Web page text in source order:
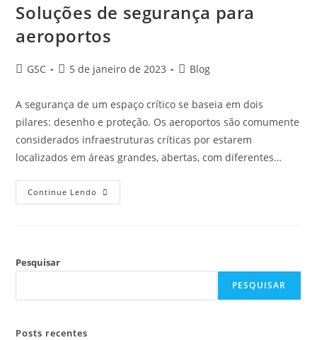
Soluções de segurança para
aeroportos
GSC 5 de janeiro de 2023 Blog
A segurança de um espaço crítico se baseia em dois
pilares: desenho e proteção. Os aeroportos são comumente
considerados infraestruturas críticas por estarem
localizados em áreas grandes, abertas, com diferentes…
Continue Lendo
Pesquisar
PESQUISAR
Posts recentes